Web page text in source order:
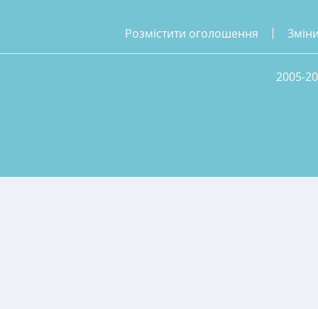
розмістити оголошення
2005-